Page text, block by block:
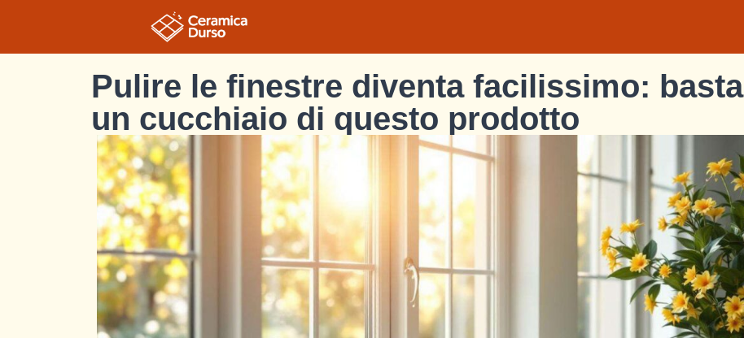
Pulire le finestre diventa facilissimo: basta
un cucchiaio di questo prodotto